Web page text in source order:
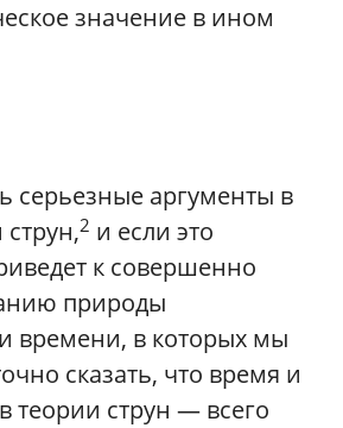
значение в ином
серьезные аргументы в
2 и если это
к совершенно
природы
времени, в которых мы
сказать, что время и
теории струн — всего